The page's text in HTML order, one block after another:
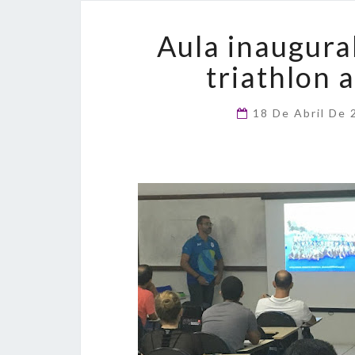
Aula
triathlon
18 De Abril De